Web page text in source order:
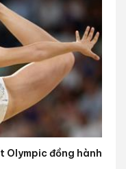
Olympic đồng hành